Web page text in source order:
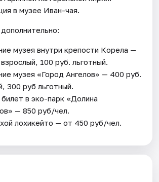
в музее Иван-чая.
музея внутри крепости Корела —
100 руб. льготный.
музея «Город Ангелов» — 400 руб.
300 руб льготный.
в эко-парк «Долина
— 850 руб/чел.
лохикейто — от 450 руб/чел.